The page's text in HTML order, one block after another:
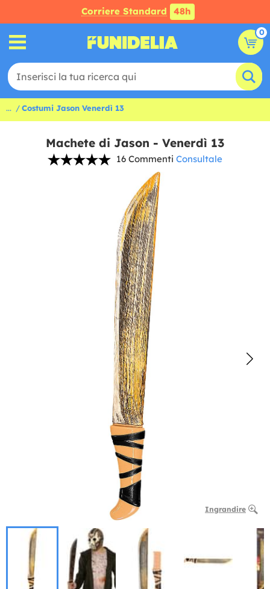
Corriere Standard 48h
0
... Costumi Jason Venerdì 13
Machete di Jason - Venerdì 13
16 Commenti Consultale
Ingrandire